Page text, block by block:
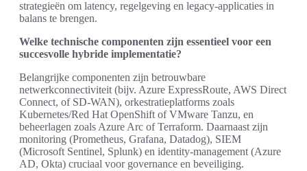
strategieën om latency, regelgeving en legacy‑applicaties in
balans te brengen.
Welke technische componenten zijn essentieel voor een
succesvolle hybride implementatie?
Belangrijke componenten zijn betrouwbare
netwerkconnectiviteit (bijv. Azure ExpressRoute, AWS Direct
Connect, of SD‑WAN), orkestratieplatforms zoals
Kubernetes/Red Hat OpenShift of VMware Tanzu, en
beheerlagen zoals Azure Arc of Terraform. Daarnaast zijn
monitoring (Prometheus, Grafana, Datadog), SIEM
(Microsoft Sentinel, Splunk) en identity‑management (Azure
AD, Okta) cruciaal voor governance en beveiliging.